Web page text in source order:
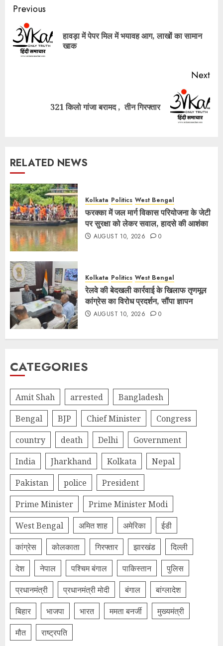
Post
navigation
Previous
हावड़ा में पेपर मिल में भयावह आग, लाखों का सामान
खाक
Next
321 किलो गांजा बरामद , तीन गिरफ्तार
RELATED NEWS
Kolkata Politics West Bengal
फरक्का में जल मार्ग विकास परियोजना के जेटी
पर सुरक्षा को लेकर सवाल, हादसे की आशंका
AUGUST 10, 2026 0
Kolkata Politics West Bengal
रेलवे की बेदखली कार्रवाई के खिलाफ तृणमूल
कांग्रेस का विरोध प्रदर्शन, सौंपा ज्ञापन
AUGUST 10, 2026 0
CATEGORIES
Amit Shah arrested
Bangladesh
Bengal
BJP Chief Minister
Congress
country
death Delhi
Government
India
Jharkhand Kolkata
Nepal
Pakistan
police
President
Prime Minister
Prime Minister Modi
West Bengal
अमित शाह अमेरिका
ईडी
कांग्रेस
कोलकाता गिरफ्तार झारखंड
दिल्‍ली
देश
नेपाल पश्चिम बंगाल पाकिस्तान
पुलिस
प्रधानमंत्री
प्रधानमंत्री मोदी बंगाल
बांग्लादेश
बिहार
भाजपा भारत ममता बनर्जी
मुख्यमंत्री
मौत
राष्ट्रपति